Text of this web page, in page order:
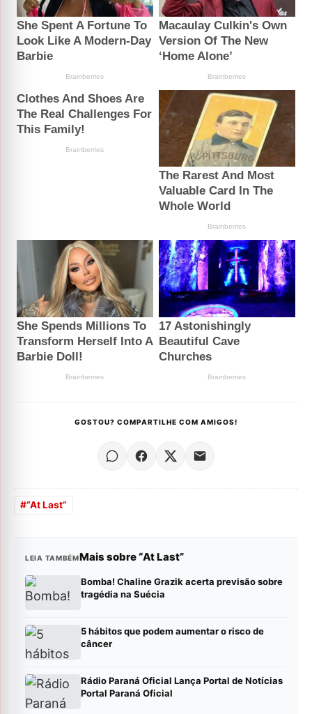
GOSTOU? COMPARTILHE COM AMIGOS!
#“At Last”
LEIA TAMBÉMMais sobre “At Last”
Bomba! Chaline Grazik acerta previsão sobre
tragédia na Suécia
5 hábitos que podem aumentar o risco de
câncer
Rádio Paraná Oficial Lança Portal de Notícias
Portal Paraná Oficial